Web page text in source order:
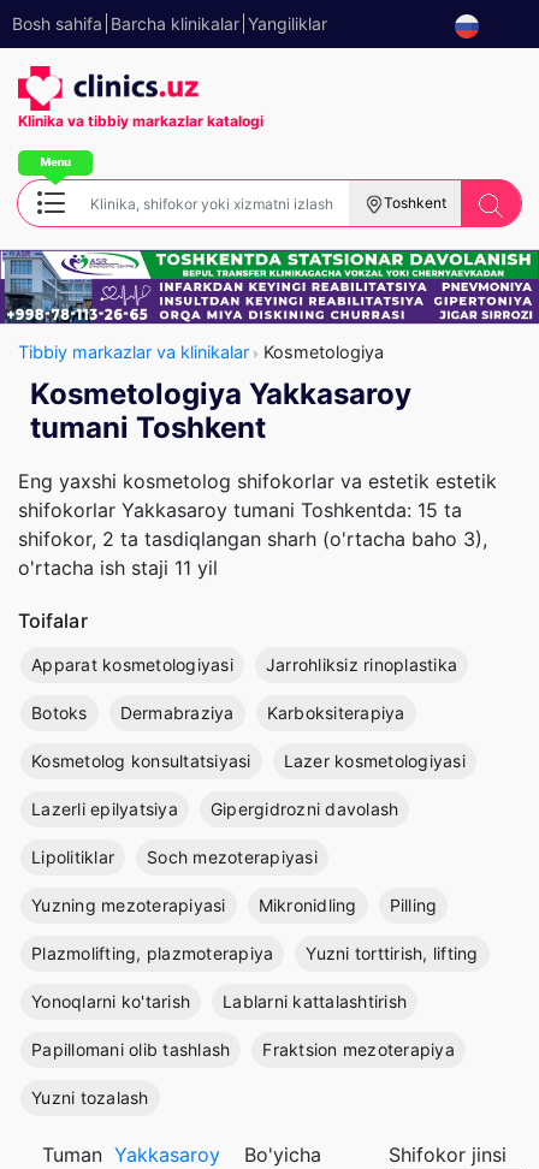
Bosh sahifa Barcha klinikalar Yangiliklar
Klinika va tibbiy markazlar katalogi
Toshkent
Tibbiy markazlar va klinikalar Kosmetologiya
Kosmetologiya Yakkasaroy
tumani Toshkent
Eng yaxshi kosmetolog shifokorlar va estetik estetik
shifokorlar Yakkasaroy tumani Toshkentda: 15 ta
shifokor, 2 ta tasdiqlangan sharh (o'rtacha baho 3),
o'rtacha ish staji 11 yil
Toifalar
Apparat kosmetologiyasi Jarrohliksiz rinoplastika
Botoks Dermabraziya Karboksiterapiya
Kosmetolog konsultatsiyasi Lazer kosmetologiyasi
Lazerli epilyatsiya Gipergidrozni davolash
Lipolitiklar Soch mezoterapiyasi
Yuzning mezoterapiyasi Mikronidling Pilling
Plazmolifting, plazmoterapiya Yuzni torttirish, lifting
Yonoqlarni ko'tarish Lablarni kattalashtirish
Papillomani olib tashlash Fraktsion mezoterapiya
Yuzni tozalash
Tuman Yakkasaroy
Bo'yicha
Shifokor jinsi